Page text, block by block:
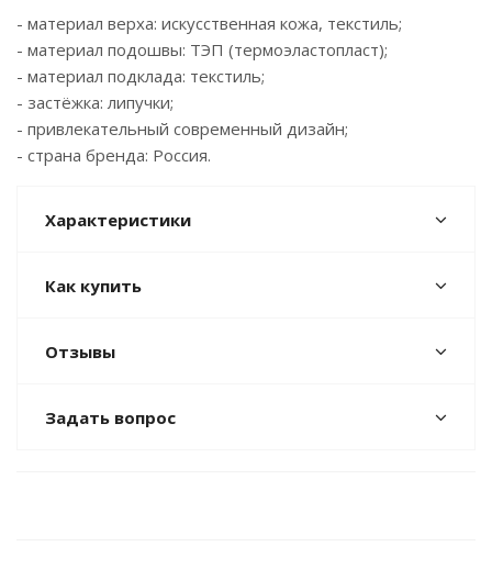
- материал верха: искусственная кожа, текстиль;
- материал подошвы: ТЭП (термоэластопласт);
- материал подклада: текстиль;
- застёжка: липучки;
- привлекательный современный дизайн;
- страна бренда: Россия.
Характеристики
Как купить
Отзывы
Задать вопрос